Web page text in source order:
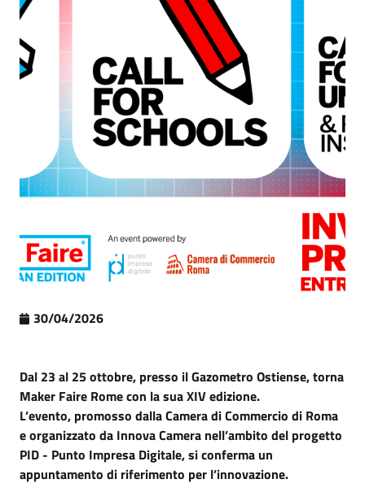
30/04/2026
Dal 23 al 25 ottobre, presso il Gazometro Ostiense, torna
Maker Faire Rome con la sua XIV edizione.
L’evento, promosso dalla Camera di Commercio di Roma
e organizzato da Innova Camera nell’ambito del progetto
PID - Punto Impresa Digitale, si conferma un
appuntamento di riferimento per l’innovazione.